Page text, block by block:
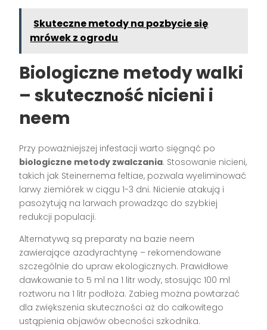
Skuteczne metody na pozbycie się
mrówek z ogrodu
Biologiczne metody walki
– skuteczność nicieni i
neem
Przy poważniejszej infestacji warto sięgnąć po
biologiczne metody zwalczania. Stosowanie nicieni,
takich jak Steinernema feltiae, pozwala wyeliminować
larwy ziemiórek w ciągu 1-3 dni. Nicienie atakują i
pasożytują na larwach prowadząc do szybkiej
redukcji populacji.
Alternatywą są preparaty na bazie neem
zawierające azadyrachtynę – rekomendowane
szczególnie do upraw ekologicznych. Prawidłowe
dawkowanie to 5 ml na 1 litr wody, stosując 100 ml
roztworu na 1 litr podłoża. Zabieg można powtarzać
dla zwiększenia skuteczności aż do całkowitego
ustąpienia objawów obecności szkodnika.